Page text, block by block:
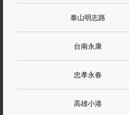
泰山明志路
台南永康
忠孝永春
高雄小港